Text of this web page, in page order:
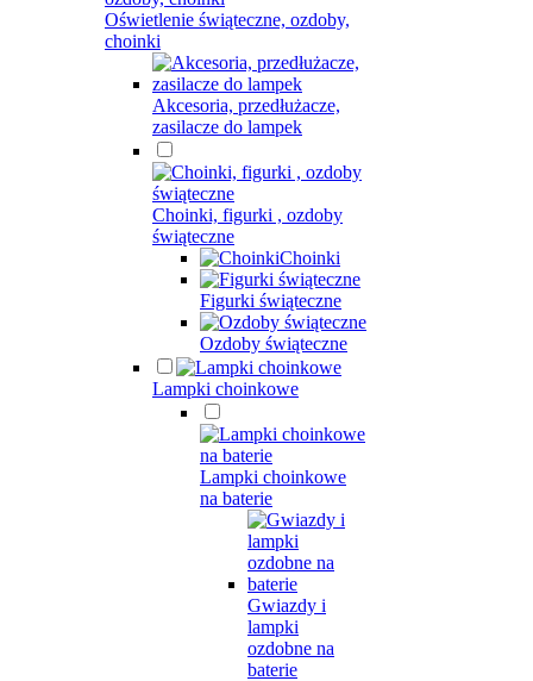
Oświetlenie świąteczne, ozdoby,
choinki
Akcesoria, przedłużacze,
zasilacze do lampek
Choinki, figurki , ozdoby
świąteczne
Choinki
Figurki świąteczne
Ozdoby świąteczne
Lampki choinkowe
Lampki choinkowe
na baterie
Gwiazdy i
lampki
ozdobne na
baterie